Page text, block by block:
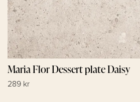
Maria Flor Dessert plate Daisy
289 kr